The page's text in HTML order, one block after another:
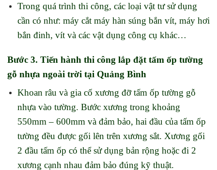
Trong quá trình thi công, các loại vật tư sử dụng
cần có như: máy cắt máy hàn súng bắn vít, máy hơi
bắn đinh, vít và các vật dụng công cụ khác…
Bước 3. Tiến hành thi công lắp đặt tấm ốp tường
gỗ nhựa ngoài trời tại Quảng Bình
Khoan râu và gia cố xương đỡ tấm ốp tường gỗ
nhựa vào tường. Bước xương trong khoảng
550mm – 600mm và đảm bảo, hai đầu của tấm ốp
tường đều được gối lên trên xương sắt. Xương gối
2 đầu tấm ốp có thể sử dụng bản rộng hoặc đi 2
xương cạnh nhau đảm bảo đúng kỹ thuật.